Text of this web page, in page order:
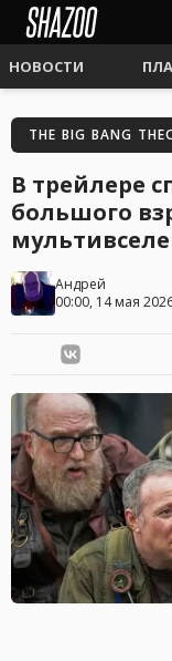
НОВОСТИ
THE BIG BANG
В трейлере
большого
Андрей
00:00, 14 мая